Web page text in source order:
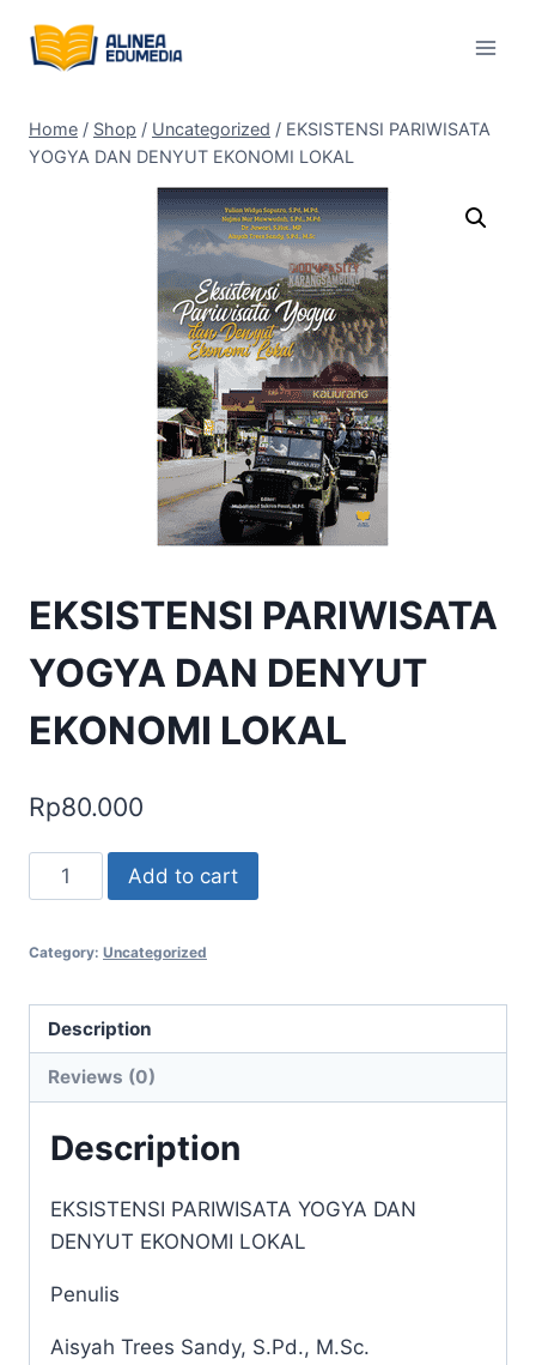
content
Home / Shop / Uncategorized / EKSISTENSI PARIWISATA
YOGYA DAN DENYUT EKONOMI LOKAL
EKSISTENSI PARIWISATA
YOGYA DAN DENYUT
EKONOMI LOKAL
Rp80.000
EKSISTENSI
PARIWISATA
DAN
EKONOMI
LOKAL
Add to cart
Category: Uncategorized
Description
Reviews (0)
Description
EKSISTENSI PARIWISATA YOGYA DAN
DENYUT EKONOMI LOKAL
Penulis
Aisyah Trees Sandy, S.Pd., M.Sc.